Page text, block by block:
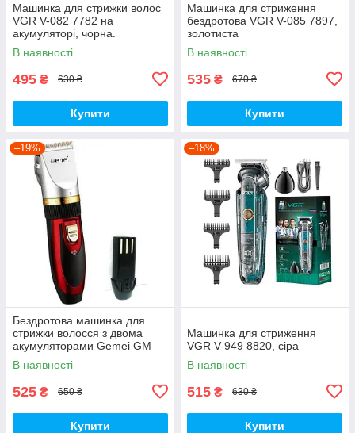
Машинка для стрижки волос
VGR V-082 7782 на
акумуляторі, чорна.
В наявності
495 ₴ 630 ₴
Купити
Машинка для стриження
бездротова VGR V-085 7897,
золотиста
В наявності
535 ₴ 670 ₴
Купити
–19%
Бездротова машинка для
стрижки волосся з двома
акумуляторами Gemei GM
550
В наявності
525 ₴ 650 ₴
Купити
–18%
Машинка для стриження
VGR V-949 8820, сіра
В наявності
515 ₴ 630 ₴
Купити